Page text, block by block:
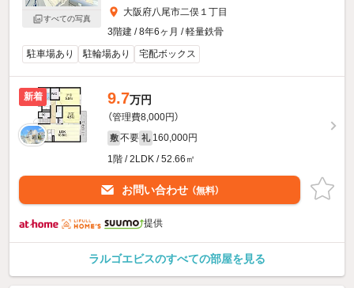
すべての写真
大阪府八尾市二俣１丁目
3階建 / 8年6ヶ月 / 軽量鉄骨
駐車場あり
駐輪場あり 宅配ボックス
新着 9.7万円
（管理費8,000円）
敷 不要 礼 160,000円
1階 / 2LDK / 52.66㎡
お問い合わせ （無料）
提供
ラルゴエビスのすべての部屋を見る